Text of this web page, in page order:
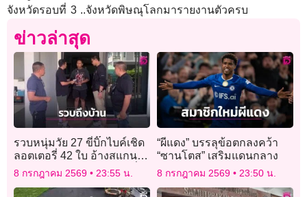
จังหวัดรอบที่ 3 ..จังหวัดพิษณุโลกมารายงานตัวครบ
ข่าวล่าสุด
รวบหนุ่มวัย 27 ขี่บิ๊กไบค์เชิด
ลอตเตอรี่ 42 ใบ อ้างสแกน
จ่ายเงินแต่เงินไม่พอ ก่อนขี่
หนีถูกรวบถึงบ้าน
8 กรกฎาคม 2569 23:55 น.
“ผีแดง” บรรลุข้อตกลงคว้า
“ซานโตส” เสริมแดนกลาง
8 กรกฎาคม 2569 23:50 น.